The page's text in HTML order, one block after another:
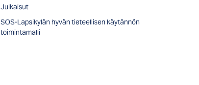
Julkaisut
SOS-Lapsikylän hyvän tieteellisen käytännön
toimintamalli